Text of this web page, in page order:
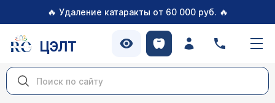
🔥 Удаление катаракты от 60 000 руб. 🔥
ЦЭЛТ